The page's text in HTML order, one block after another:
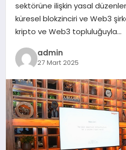
TEKNOLOJI
YAŞAM
sektörüne ilişkin yasal
küresel blokzinciri ve Web3
kripto ve Web3 topluluğuyla…
admin
27 Mart 2025